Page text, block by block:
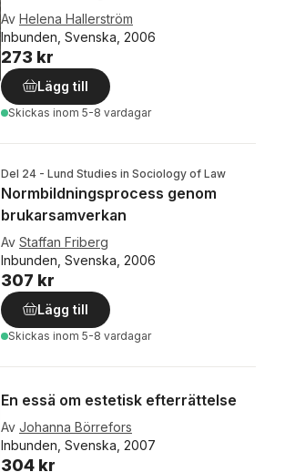
Av Helena Hallerström
Inbunden, Svenska, 2006
273 kr
Lägg till
Skickas inom 5-8 vardagar
Del 24 - Lund Studies in Sociology of Law
Normbildningsprocess genom
brukarsamverkan
Av Staffan Friberg
Inbunden, Svenska, 2006
307 kr
Lägg till
Skickas inom 5-8 vardagar
En essä om estetisk efterrättelse
Av Johanna Börrefors
Inbunden, Svenska, 2007
304 kr